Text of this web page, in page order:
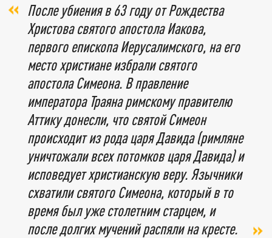
После убиения в 63 году от Рождества
Христова святого апостола Иакова,
первого епископа Иерусалимского, на его
место христиане избрали святого
апостола Симеона. В правление
императора Траяна римскому правителю
Аттику донесли, что святой Симеон
происходит из рода царя Давида (римляне
уничтожали всех потомков царя Давида) и
исповедует христианскую веру. Язычники
схватили святого Симеона, который в то
время был уже столетним старцем, и
после долгих мучений распяли на кресте.